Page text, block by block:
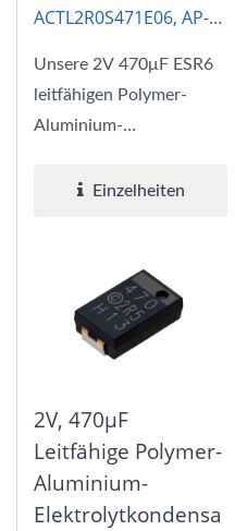
ACTL2R0S471E06, AP-
Unsere 2V 470μF ESR6
leitfähigen Polymer-
Aluminium-
kombinieren die
Einzelheiten
2V, 470μF
Leitfähige Polymer-
Aluminium-
Elektrolytkondensa